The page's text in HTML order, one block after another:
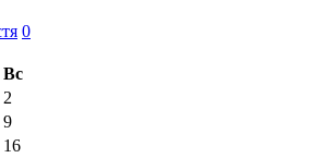
0
Вс
2
9
16